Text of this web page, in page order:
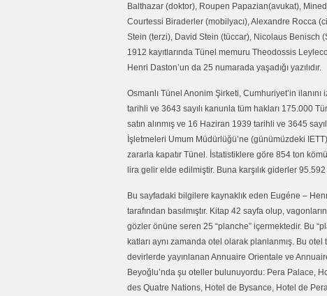
Balthazar (doktor), Roupen Papazian(avukat),
Courtessi Biraderler (mobilyacı), Alexandre Rocca
Stein (terzi), David Stein (tüccar), Nicolaus Benisch
1912 kayıtlarında Tünel memuru Theodossis
Henri Daston’un da 25 numarada yaşadığı yazılıdır.
Osmanlı Tünel Anonim Şirketi, Cumhuriyet’in
tarihli ve 3643 sayılı kanunla tüm hakları 175.000
satın alınmış ve 16 Haziran 1939 tarihli ve 3645
İşletmeleri Umum Müdürlüğü’ne (günümüzdeki
zararla kapatır Tünel. İstatistiklere göre 854 ton
lira gelir elde edilmiştir. Buna karşılık giderler
Bu sayfadaki bilgilere kaynaklık eden Eugéne –
tarafından basılmıştır. Kitap 42 sayfa olup,
gözler önüne seren 25 “planche” içermektedir. Bu
katları aynı zamanda otel olarak planlanmış. Bu
devirlerde yayınlanan Annuaire Orientale ve
Beyoğlu’nda şu oteller bulunuyordu: Pera Palace,
des Quatre Nations, Hotel de Bysance, Hotel de